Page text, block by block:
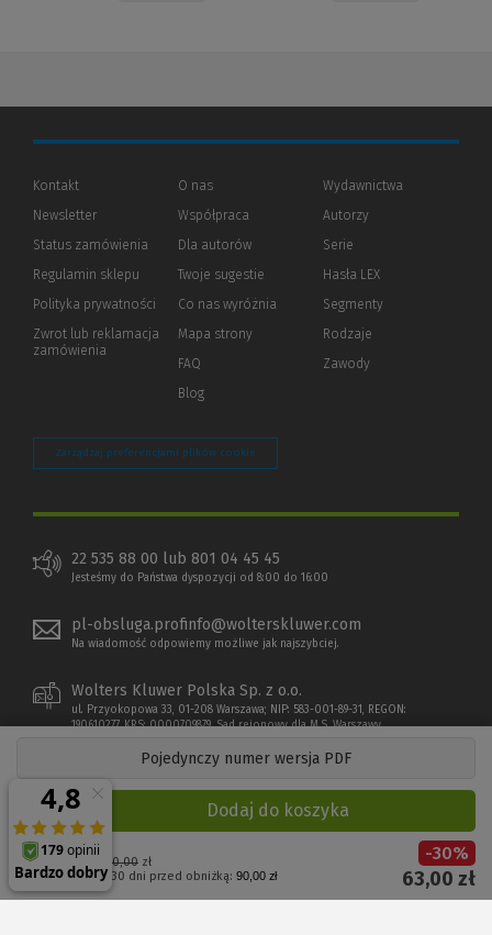
Pojedynczy numer wersja PDF
Cena regularna: 90,00zł
Najniższa cena z 30 dni przed obniżką:90,00 zł
-30%
63,00 zł
Dodaj do koszyka
Kontakt
Newsletter
Status zamówienia
Regulamin sklepu
Polityka prywatności (Nowe
(Link
innej
Zwrot lub reklamacja
zamówienia
O nas
Współpraca
Dla autorów(Nowe
(Link
innej
strony)
Twoje sugestie
Co nas wyróżnia
Mapa strony
FAQ
Blog
Wydawnictwa
Autorzy
Serie
Hasła LEX
Segmenty
Rodzaje
Zawody
Zarządzaj preferencjami plików cookie
22 535 88 00 lub 801 04 45 45
Jesteśmy do Państwa dyspozycji od 8:00 do 16:00
pl-obsluga.profinfo@wolterskluwer.com
Na wiadomość odpowiemy możliwe jak najszybciej.
Wolters Kluwer Polska Sp. z o.o.
ul. Przyokopowa 33, 01-208 Warszawa; NIP: 583-001-89-31, REGON:
190610277, KRS: 0000709879, Sąd rejonowy dla M.S. Warszawy